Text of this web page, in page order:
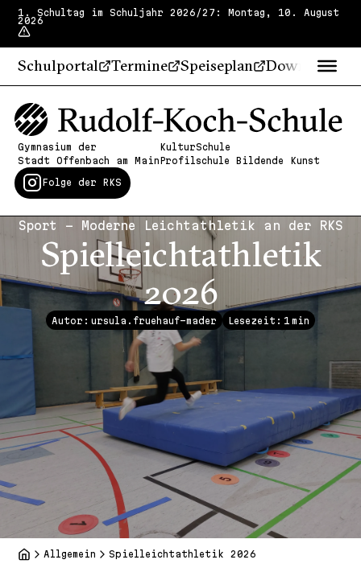
1. Schultag im Schuljahr 2026/27: Montag, 10. August
2026
Schulportal Termine Speiseplan Downloads
Gymnasium der
Stadt Offenbach am Main
KulturSchule
Profilschule Bildende Kunst
Folge der RKS
Sport - Moderne Leichtathletik an der RKS
Spielleicht­athletik
2026
Autor: ursula.fruehauf-mader Lesezeit: 1 min
Allgemein Spielleichtathletik 2026